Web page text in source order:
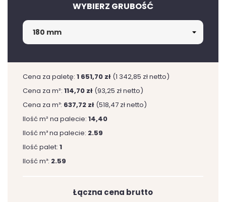
WYBIERZ GRUBOŚĆ
Cena za paletę: 1 651,70 zł (1 342,85 zł netto)
Cena za m²: 114,70 zł (93,25 zł netto)
Cena za m³: 637,72 zł (518,47 zł netto)
Ilość m² na palecie: 14,40
Ilość m³ na palecie: 2.59
Ilość palet: 1
Ilość m³: 2.59
Łączna cena brutto